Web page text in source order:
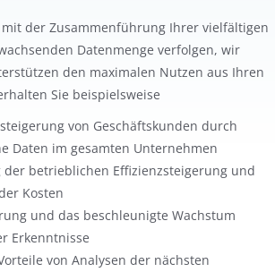
mit der Zusammenführung Ihrer vielfältigen
Datenmenge verfolgen, wir
den maximalen Nutzen aus Ihren
Sie beispielsweise
von Geschäftskunden durch
Daten im gesamten Unternehmen
der betrieblichen Effizienzsteigerung und
Kosten
und das beschleunigte Wachstum
Erkenntnisse
von Analysen der nächsten